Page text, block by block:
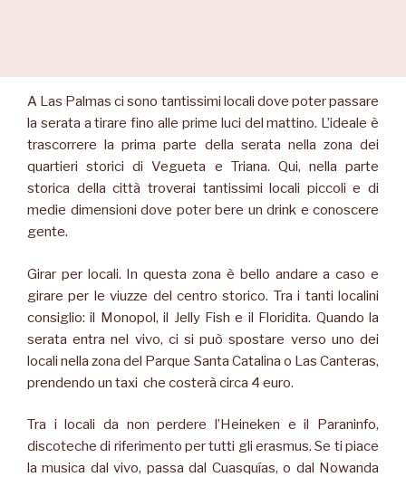
A Las Palmas ci sono tantissimi locali dove poter passare
la serata a tirare fino alle prime luci del mattino. L’ideale è
trascorrere la prima parte della serata nella zona dei
quartieri storici di Vegueta e Triana. Qui, nella parte
storica della città troverai tantissimi locali piccoli e di
medie dimensioni dove poter bere un drink e conoscere
gente.
Girar per locali. In questa zona è bello andare a caso e
girare per le viuzze del centro storico. Tra i tanti localini
consiglio: il Monopol, il Jelly Fish e il Floridita. Quando la
serata entra nel vivo, ci si può spostare verso uno dei
locali nella zona del Parque Santa Catalina o Las Canteras,
prendendo un taxi che costerà circa 4 euro.
Tra i locali da non perdere l’Heineken e il Paraninfo,
discoteche di riferimento per tutti gli erasmus. Se ti piace
la musica dal vivo, passa dal Cuasquías, o dal Nowanda